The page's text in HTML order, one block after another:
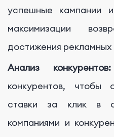
успешные кампании
максимизации
достижения
Анализ конкурентов:
конкурентов, чтобы
ставки за клик в
компаниями и